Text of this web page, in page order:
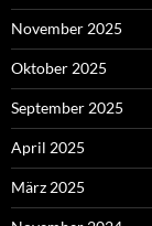
November 2025
Oktober 2025
September 2025
April 2025
März 2025